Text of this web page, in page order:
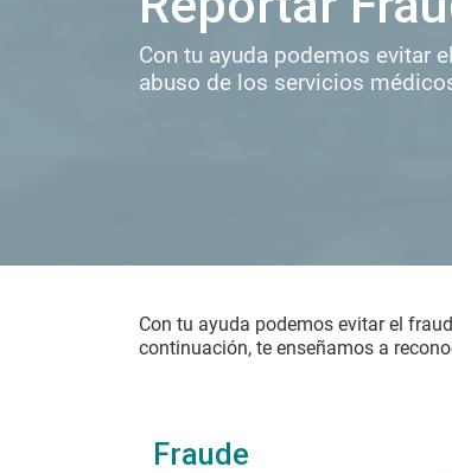
Con tu ayuda podemos evitar
abuso de los servicios
Con tu ayuda podemos evitar el
continuación, te enseñamos a
Fraude